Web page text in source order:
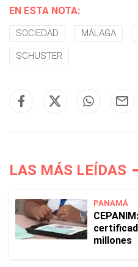
EN ESTA NOTA:
SOCIEDAD MÁLAGA
SCHUSTER
LAS MÁS LEÍDAS
PANAMÁ
millones